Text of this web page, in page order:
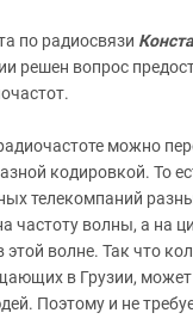
по радиосвязи
решен вопрос
можно
кодировкой. То
телекомпаний
частоту волны, а на
волне. Так что
в Грузии,
Поэтому и не